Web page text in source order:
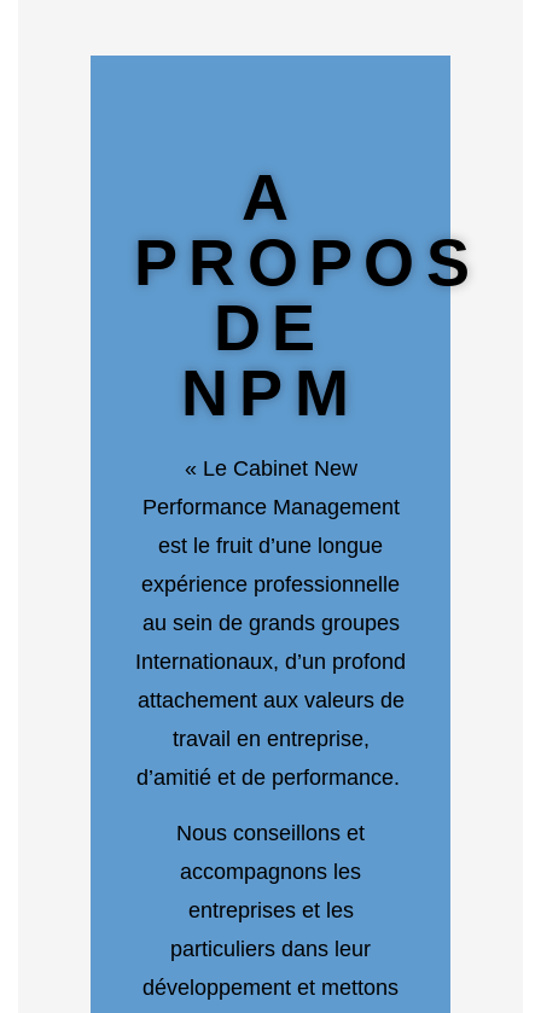
A
PROPOS
DE
NPM
« Le Cabinet New
Performance Management
est le fruit d’une longue
expérience professionnelle
au sein de grands groupes
Internationaux, d’un profond
attachement aux valeurs de
travail en entreprise,
d’amitié et de performance.
Nous conseillons et
accompagnons les
entreprises et les
particuliers dans leur
développement et mettons